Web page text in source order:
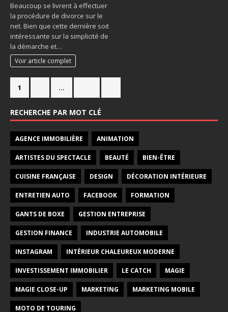
Beaucoup se livrent à effectuer
la procédure de divorce sur le
net. Bien que cette dernière soit
intéressante sur la simplicité de
la démarche et…
Voir article complet
1 …
RECHERCHE PAR MOT CLÉ
AGENCE IMMOBILIÈRE ANIMATION
ARTISTES DU SPECTACLE BEAUTÉ BIEN-ÊTRE
CUISINE FRANÇAISE DESIGN DÉCORATION INTÉRIEURE
ENTRETIEN AUTO FACEBOOK FORMATION
GANTS DE BOXE GESTION ENTREPRISE
GESTION FINANCE INDUSTRIE AUTOMOBILE
INSTAGRAM INTÉRIEUR CHALEUREUX MODERNE
INVESTISSEMENT IMMOBILIER LE CATCH MAGIE
MAGIE CLOSE-UP MARKETING MARKETING MOBILE
MOTO DE TOURING